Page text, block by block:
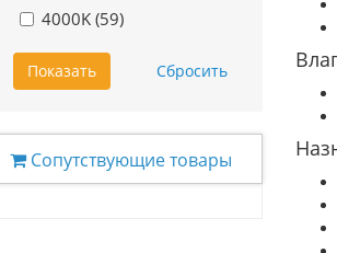
4000K (59)
Сопутствующие товары